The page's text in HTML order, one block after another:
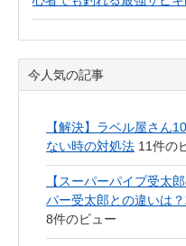
今人気の記事
【解決】ラベル屋さん
ない時の対処法 11件の
【スーパーパイプ受太
パー受太郎との違いは
8件のビュー